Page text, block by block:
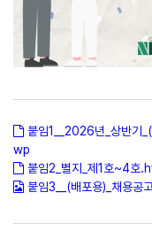
붙임1__2026년_상반기
wp
붙임2_별지_제1호~4호
붙임3__(배포용)_채용공